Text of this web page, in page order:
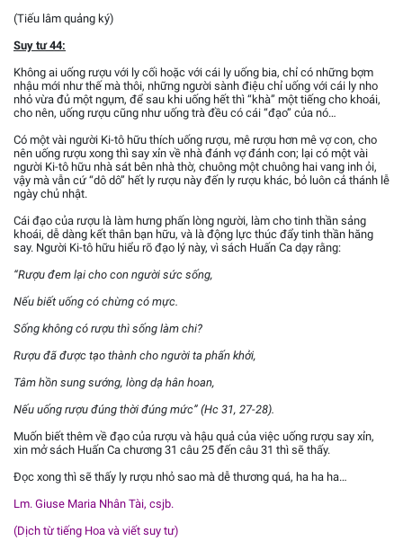
(Tiếu lâm quảng ký)
Suy tư 44:
Không ai uống rượu với ly cối hoặc với cái ly uống bia, chỉ có những bợm
nhậu mới như thế mà thôi, những người sành điệu chỉ uống với cái ly nho
nhỏ vừa đủ một ngụm, để sau khi uống hết thì “khà” một tiếng cho khoái,
cho nên, uống rượu cũng như uống trà đều có cái “đạo” của nó…
Có một vài người Ki-tô hữu thích uống rượu, mê rượu hơn mê vợ con, cho
nên uống rượu xong thì say xỉn về nhà đánh vợ đánh con; lại có một vài
người Ki-tô hữu nhà sát bên nhà thờ, chuông một chuông hai vang inh ỏi,
vậy mà vẫn cứ “dô dô” hết ly rượu này đến ly rượu khác, bỏ luôn cả thánh lễ
ngày chủ nhật.
Cái đạo của rượu là làm hưng phấn lòng người, làm cho tinh thần sảng
khoái, dễ dàng kết thân bạn hữu, và là động lực thúc đẩy tinh thần hăng
say. Người Ki-tô hữu hiểu rõ đạo lý này, vì sách Huấn Ca dạy rằng:
“Rượu đem lại cho con người sức sống,
Nếu biết uống có chừng có mực.
Sống không có rượu thì sống làm chi?
Rượu đã được tạo thành cho người ta phấn khởi,
Tâm hồn sung sướng, lòng dạ hân hoan,
Nếu uống rượu đúng thời đúng mức” (Hc 31, 27-28).
Muốn biết thêm về đạo của rượu và hậu quả của việc uống rượu say xỉn,
xin mở sách Huấn Ca chương 31 câu 25 đến câu 31 thì sẽ thấy.
Đọc xong thì sẽ thấy ly rượu nhỏ sao mà dễ thương quá, ha ha ha…
Lm. Giuse Maria Nhân Tài, csjb.
(Dịch từ tiếng Hoa và viết suy tư)